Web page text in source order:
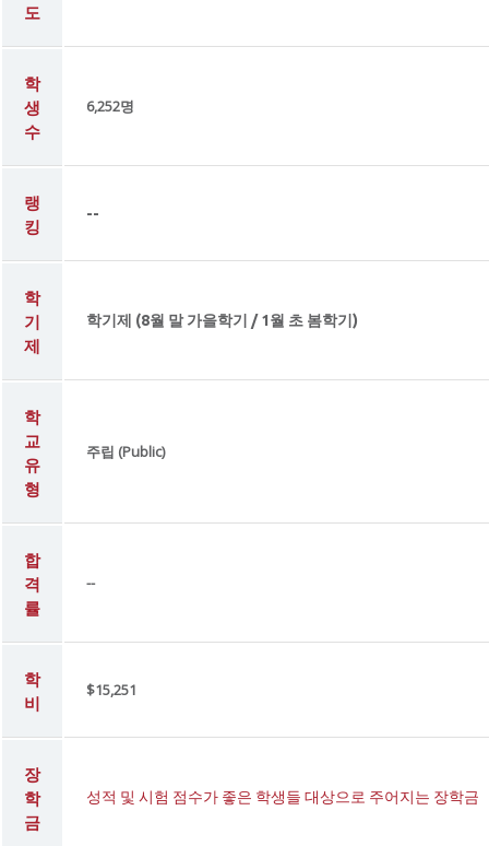
도
학
생
수
6,252명
랭
킹
--
학
기
제
학기제 (8월 말 가을학기 / 1월 초 봄학기)
학
교
유
형
주립 (Public)
합
격
률
--
학
비
$15,251
장
학
금
성적 및 시험 점수가 좋은 학생들 대상으로 주어지는 장학금